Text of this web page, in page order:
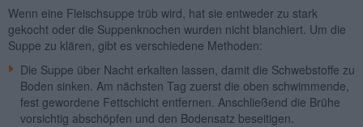
Wenn eine Fleischsuppe trüb wird, hat sie entweder zu stark
gekocht oder die Suppenknochen wurden nicht blanchiert. Um die
Suppe zu klären, gibt es verschiedene Methoden:
Die Suppe über Nacht erkalten lassen, damit die Schwebstoffe zu
Boden sinken. Am nächsten Tag zuerst die oben schwimmende,
fest gewordene Fettschicht entfernen. Anschließend die Brühe
vorsichtig abschöpfen und den Bodensatz beseitigen.